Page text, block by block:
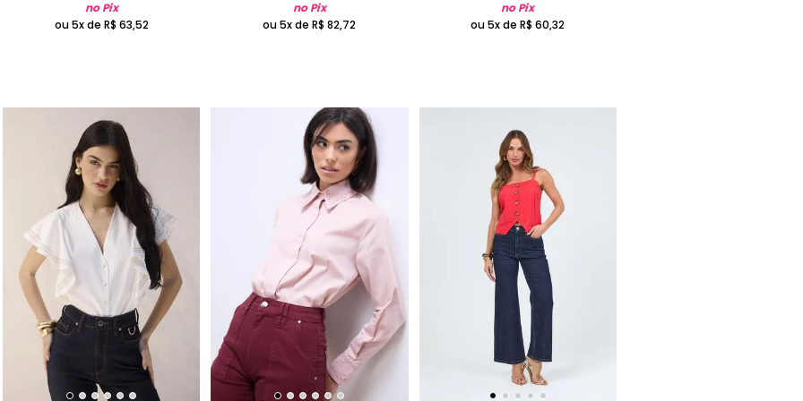
no Pix
ou 5x de R$ 63,52
no Pix
ou 5x deR$ 82,72
no Pix
ou 5x deR$ 60,32